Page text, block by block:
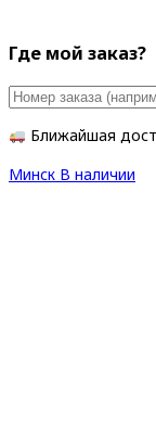
Где мой заказ?
Ближайшая
Минск В наличии